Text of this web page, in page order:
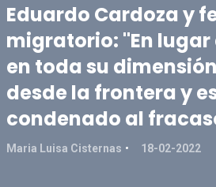
Eduardo Cardoza y
migratorio: "En
en toda su
desde la frontera y
condenado al
Maria Luisa Cisternas 18-02-2022